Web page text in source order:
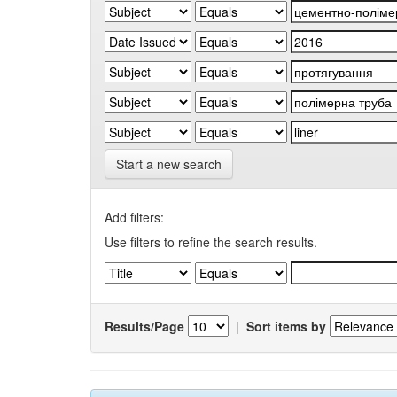
Start a new search
Add filters:
Use filters to refine the search results.
Results/Page | Sort items by